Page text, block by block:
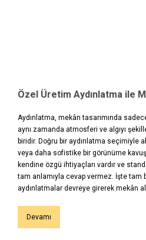
Aydınlatma, mekân tasarımında
aynı zamanda atmosferi ve algıyı
biridir. Doğru bir aydınlatma seçimiyle
veya daha sofistike bir görünüme
kendine özgü ihtiyaçları vardır ve
tam anlamıyla cevap vermez. İşte tam
aydınlatmalar devreye girerek mekân
Devamı